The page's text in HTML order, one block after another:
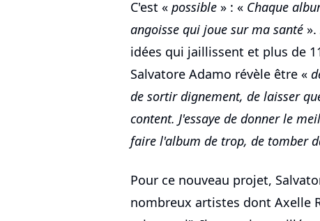
C'est « possible » : « Chaque
angoisse qui joue sur ma santé
idées qui jaillissent et plus de
Salvatore Adamo révèle être «
de sortir dignement, de laisser
content. J'essaye de donner le
faire l'album de trop, de tomber
Pour ce nouveau projet,
nombreux artistes dont Axelle